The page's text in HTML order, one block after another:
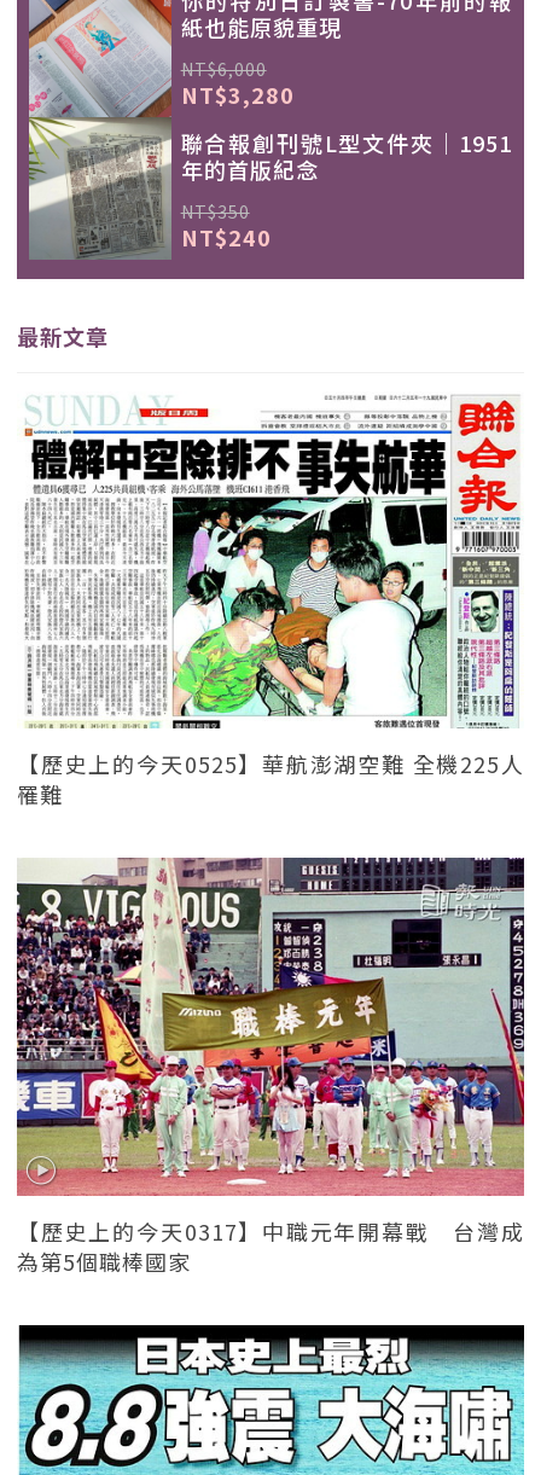
紙也能原貌重現
NT$6,000
NT$3,280
聯合報創刊號L型文件夾｜1951
年的首版紀念
NT$350
NT$240
最新文章
【歷史上的今天0525】華航澎湖空難 全機225人
罹難
【歷史上的今天0317】中職元年開幕戰 台灣成
為第5個職棒國家